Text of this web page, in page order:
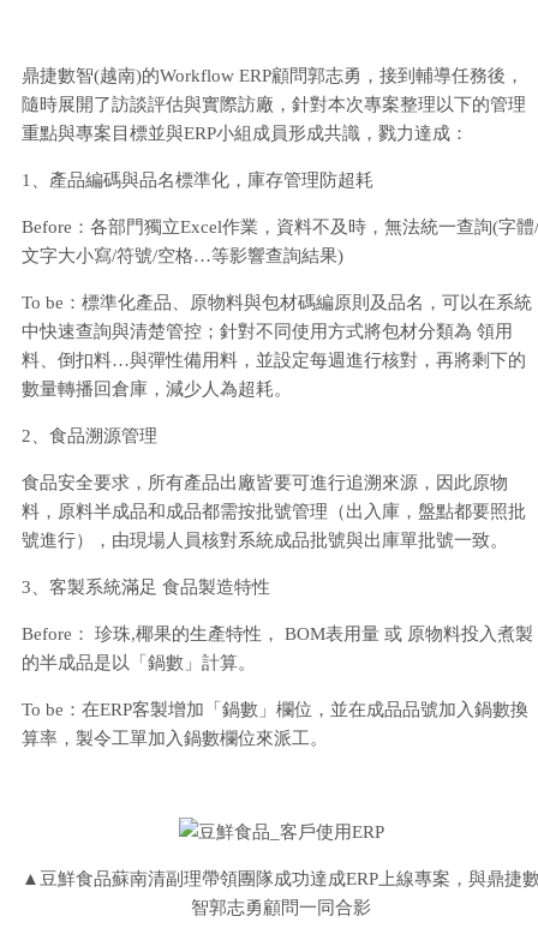
鼎捷數智(越南)的Workflow ERP顧問郭志勇，接到輔導任務後，
隨時展開了訪談評估與實際訪廠，針對本次專案整理以下的管理
重點與專案目標並與ERP小組成員形成共識，戮力達成：
1、產品編碼與品名標準化，庫存管理防超耗
Before：各部門獨立Excel作業，資料不及時，無法統一查詢(字體/
文字大小寫/符號/空格…等影響查詢結果)
To be：標準化產品、原物料與包材碼編原則及品名，可以在系統
中快速查詢與清楚管控；針對不同使用方式將包材分類為 領用
料、倒扣料…與彈性備用料，並設定每週進行核對，再將剩下的
數量轉播回倉庫，減少人為超耗。
2、食品溯源管理
食品安全要求，所有產品出廠皆要可進行追溯來源，因此原物
料，原料半成品和成品都需按批號管理（出入庫，盤點都要照批
號進行），由現場人員核對系統成品批號與出庫單批號一致。
3、客製系統滿足 食品製造特性
Before： 珍珠,椰果的生產特性， BOM表用量 或 原物料投入煮製
的半成品是以「鍋數」計算。
To be：在ERP客製增加「鍋數」欄位，並在成品品號加入鍋數換
算率，製令工單加入鍋數欄位來派工。
▲豆鮮食品蘇南清副理帶領團隊成功達成ERP上線專案，與鼎捷
智郭志勇顧問一同合影